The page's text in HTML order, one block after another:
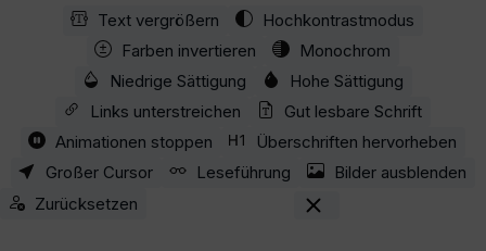
Zum Hauptinhalt springen
Text vergrößern
Hochkontrastmodus
Farben invertieren
Monochrom
Niedrige Sättigung
Hohe Sättigung
Links unterstreichen
Gut lesbare Schrift
Animationen stoppen
Überschriften hervorheben
Großer Cursor
Leseführung
Bilder ausblenden
Zurücksetzen